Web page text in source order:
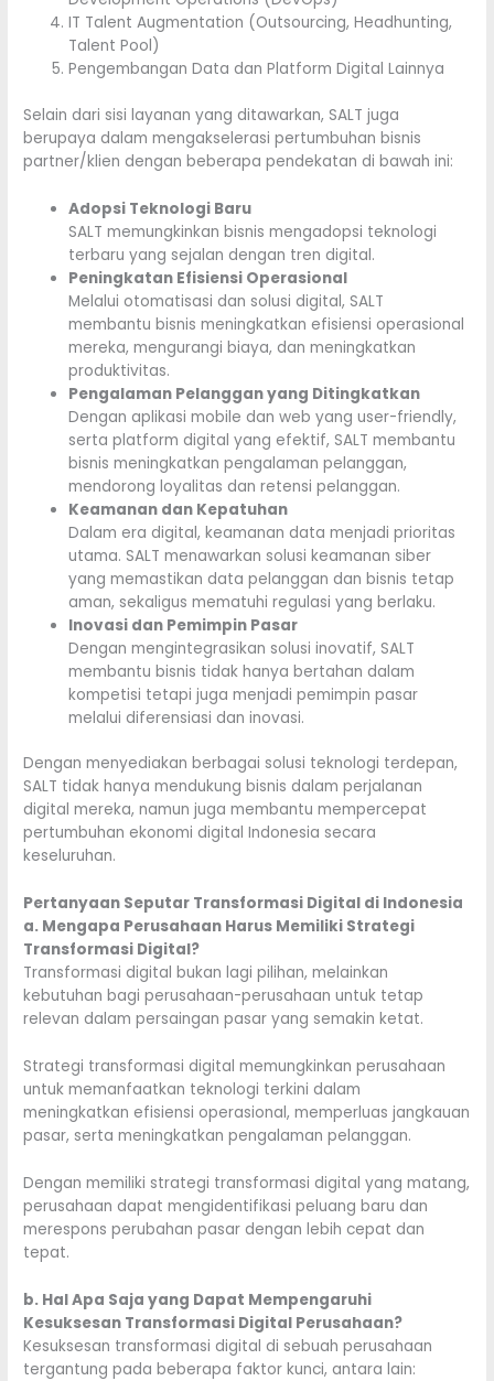
IT Talent Augmentation (Outsourcing, Headhunting,
Talent Pool)
Pengembangan Data dan Platform Digital Lainnya
Selain dari sisi layanan yang ditawarkan, SALT juga
berupaya dalam mengakselerasi pertumbuhan bisnis
partner/klien dengan beberapa pendekatan di bawah ini:
Adopsi Teknologi Baru
SALT memungkinkan bisnis mengadopsi teknologi
terbaru yang sejalan dengan tren digital.
Peningkatan Efisiensi Operasional
Melalui otomatisasi dan solusi digital, SALT
membantu bisnis meningkatkan efisiensi operasional
mereka, mengurangi biaya, dan meningkatkan
produktivitas.
Pengalaman Pelanggan yang Ditingkatkan
Dengan aplikasi mobile dan web yang user-friendly,
serta platform digital yang efektif, SALT membantu
bisnis meningkatkan pengalaman pelanggan,
mendorong loyalitas dan retensi pelanggan.
Keamanan dan Kepatuhan
Dalam era digital, keamanan data menjadi prioritas
utama. SALT menawarkan solusi keamanan siber
yang memastikan data pelanggan dan bisnis tetap
aman, sekaligus mematuhi regulasi yang berlaku.
Inovasi dan Pemimpin Pasar
Dengan mengintegrasikan solusi inovatif, SALT
membantu bisnis tidak hanya bertahan dalam
kompetisi tetapi juga menjadi pemimpin pasar
melalui diferensiasi dan inovasi.
Dengan menyediakan berbagai solusi teknologi terdepan,
SALT tidak hanya mendukung bisnis dalam perjalanan
digital mereka, namun juga membantu mempercepat
pertumbuhan ekonomi digital Indonesia secara
keseluruhan.
Pertanyaan Seputar Transformasi Digital di Indonesia
a. Mengapa Perusahaan Harus Memiliki Strategi
Transformasi Digital?
Transformasi digital bukan lagi pilihan, melainkan
kebutuhan bagi perusahaan-perusahaan untuk tetap
relevan dalam persaingan pasar yang semakin ketat.
Strategi transformasi digital memungkinkan perusahaan
untuk memanfaatkan teknologi terkini dalam
meningkatkan efisiensi operasional, memperluas jangkauan
pasar, serta meningkatkan pengalaman pelanggan.
Dengan memiliki strategi transformasi digital yang matang,
perusahaan dapat mengidentifikasi peluang baru dan
merespons perubahan pasar dengan lebih cepat dan
tepat.
b. Hal Apa Saja yang Dapat Mempengaruhi
Kesuksesan Transformasi Digital Perusahaan?
Kesuksesan transformasi digital di sebuah perusahaan
tergantung pada beberapa faktor kunci, antara lain: